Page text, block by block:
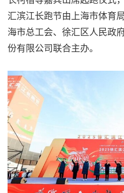
汇滨江长跑节由上海市体育
海市总工会、徐汇区人民政
份有限公司联合主办。